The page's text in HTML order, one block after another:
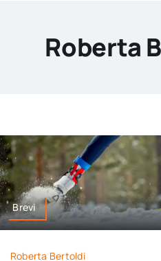
contenutoRoberta
Brevi
Roberta Bertoldi